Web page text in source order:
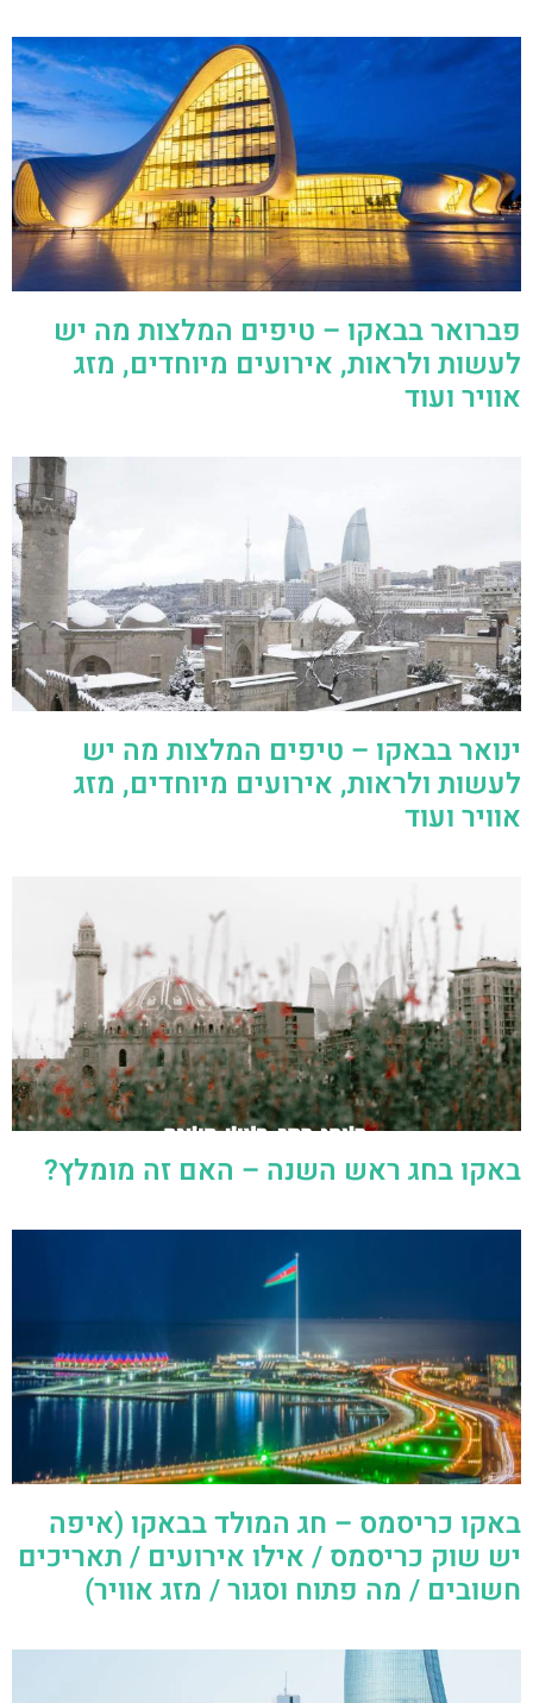
פברואר בבאקו – טיפים המלצות מה יש
לעשות ולראות, אירועים מיוחדים, מזג
אוויר ועוד
ינואר בבאקו – טיפים המלצות מה יש
לעשות ולראות, אירועים מיוחדים, מזג
אוויר ועוד
באקו בחג ראש השנה – האם זה מומלץ?
באקו כריסמס – חג המולד בבאקו (איפה
יש שוק כריסמס / אילו אירועים / תאריכים
חשובים / מה פתוח וסגור / מזג אוויר)